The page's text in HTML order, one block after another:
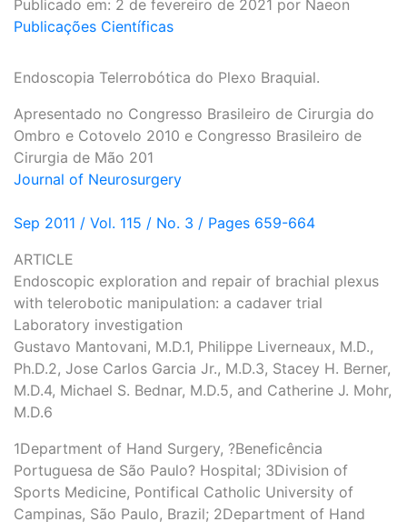
Publicado em: 2 de fevereiro de 2021 por Naeon
Publicações Científicas
Endoscopia Telerrobótica do Plexo Braquial.
Apresentado no Congresso Brasileiro de Cirurgia do
Ombro e Cotovelo 2010 e Congresso Brasileiro de
Cirurgia de Mão 201
Journal of Neurosurgery
Sep 2011 / Vol. 115 / No. 3 / Pages 659-664
ARTICLE
Endoscopic exploration and repair of brachial plexus
with telerobotic manipulation: a cadaver trial
Laboratory investigation
Gustavo Mantovani, M.D.1, Philippe Liverneaux, M.D.,
Ph.D.2, Jose Carlos Garcia Jr., M.D.3, Stacey H. Berner,
M.D.4, Michael S. Bednar, M.D.5, and Catherine J. Mohr,
M.D.6
1Department of Hand Surgery, ?Beneficência
Portuguesa de São Paulo? Hospital; 3Division of
Sports Medicine, Pontifical Catholic University of
Campinas, São Paulo, Brazil; 2Department of Hand